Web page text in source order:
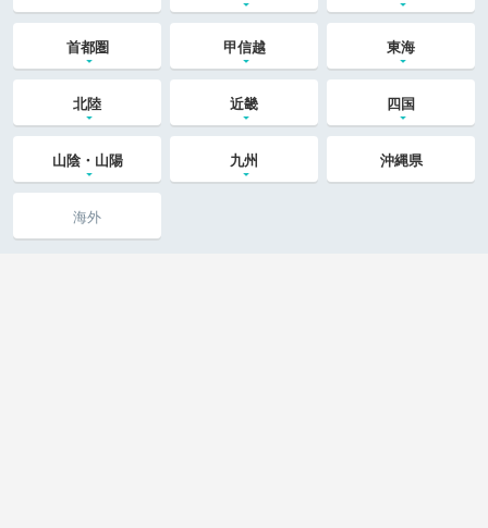
首都圏 甲信越 東海
北陸 近畿 四国
山陰・山陽 九州 沖縄県
海外